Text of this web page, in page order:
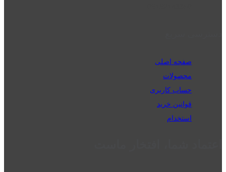
صفحه اصلی
محصولات
حساب کاربری
قوانین خرید
استخدام